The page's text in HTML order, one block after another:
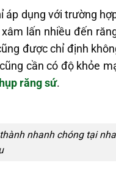
áp dụng với trường
lấn nhiều đến
được chỉ định
cần có độ khỏe
răng sứ.
nhanh chóng tại nha